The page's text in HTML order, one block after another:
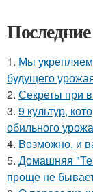
1. Мы
будущего
2. Секреты при
3. 9 культур,
обильного
4. Возможно, и
5. Домашняя
проще не